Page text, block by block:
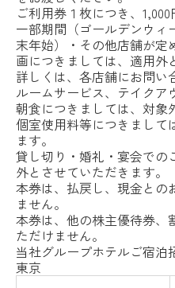
ご利用券１枚につき、
一部期間（ゴールデンウ
末年始）・その他店舗が定
画につきましては、適用外
詳しくは、各店舗にお問い
ルームサービス、テイクア
朝食につきましては、対象
個室使用料等につきまして
ます。
貸し切り・婚礼・宴会での
外とさせていただきます。
本券は、払戻し、現金との
ません。
本券は、他の株主優待券、
ただけません。
当社グループホテルご宿泊
東京